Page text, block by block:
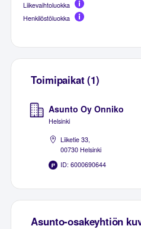
Liikevaihtoluokka
Henkilöstöluokka
Toimipaikat (1)
Asunto Oy Onniko
Helsinki
Liiketie 33,
00730 Helsinki
ID: 6000690644
Asunto-osakeyhtiön